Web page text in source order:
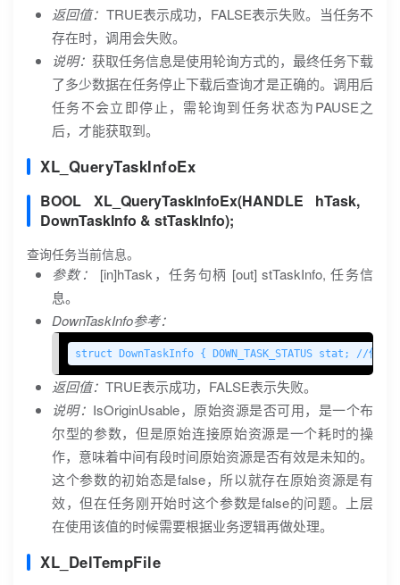
返回值： TRUE表示成功，FALSE表示失败。当任务不
存在时，调用会失败。
说明： 获取任务信息是使用轮询方式的，最终任务下载
了多少数据在任务停止下载后查询才是正确的。调用后
任务不会立即停止，需轮询到任务状态为PAUSE之
后，才能获取到。
XL_QueryTaskInfoEx
BOOL XL_QueryTaskInfoEx(HANDLE hTask,
DownTaskInfo & stTaskInfo);
查询任务当前信息。
参数：
[in]hTask，任务句柄 [out] stTaskInfo, 任务信
息。
DownTaskInfo参考：
struct DownTaskInfo { DOWN_TASK_STATUS stat; //任务
返回值： TRUE表示成功，FALSE表示失败。
说明： IsOriginUsable，原始资源是否可用，是一个布
尔型的参数，但是原始连接原始资源是一个耗时的操
作，意味着中间有段时间原始资源是否有效是未知的。
这个参数的初始态是false，所以就存在原始资源是有
效，但在任务刚开始时这个参数是false的问题。上层
在使用该值的时候需要根据业务逻辑再做处理。
XL_DelTempFile